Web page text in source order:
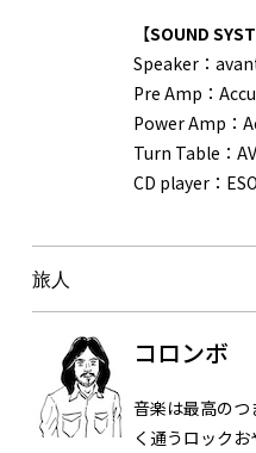
【SOUND
Speaker：
Pre Amp：
Power Amp：
Turn Table：
CD player：
旅人
コロンボ
音楽は最高の
く通うロック